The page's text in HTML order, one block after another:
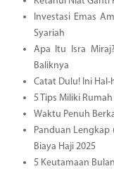
Investasi Emas
Syariah
Apa Itu Isra
Baliknya
Catat Dulu! Ini
5 Tips Miliki
Waktu Penuh
Panduan Lengkap
Biaya Haji 2025
5 Keutamaan